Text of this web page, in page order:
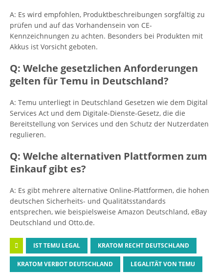
A: Es wird empfohlen, Produktbeschreibungen sorgfältig zu
prüfen und auf das Vorhandensein von CE-
Kennzeichnungen zu achten. Besonders bei Produkten mit
Akkus ist Vorsicht geboten.
Q: Welche gesetzlichen Anforderungen
gelten für Temu in Deutschland?
A: Temu unterliegt in Deutschland Gesetzen wie dem Digital
Services Act und dem Digitale-Dienste-Gesetz, die die
Bereitstellung von Services und den Schutz der Nutzerdaten
regulieren.
Q: Welche alternativen Plattformen zum
Einkauf gibt es?
A: Es gibt mehrere alternative Online-Plattformen, die hohen
deutschen Sicherheits- und Qualitätsstandards
entsprechen, wie beispielsweise Amazon Deutschland, eBay
Deutschland und Otto.de.
IST TEMU LEGAL KRATOM RECHT DEUTSCHLAND
KRATOM VERBOT DEUTSCHLAND LEGALITÄT VON TEMU